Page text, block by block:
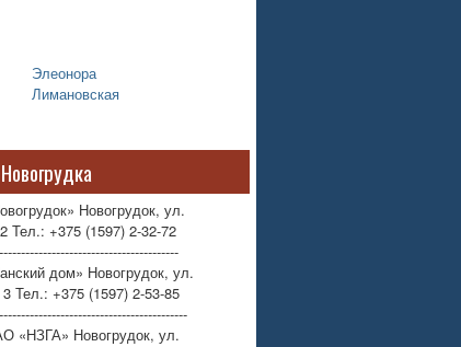
Элеонора
Лимановская
Новогрудок, ул.
Тел.: +375 (1597) 2-32-72
дом» Новогрудок, ул.
3 Тел.: +375 (1597) 2-53-85
«НЗГА» Новогрудок, ул.